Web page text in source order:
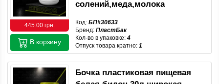
445.00 грн.
солений,меда,молока
Код: БП#30633
Бренд: ПластБак
Кол-во в упаковке: 4
Отпуск товара кратно: 1
В корзину
Бочка пластиковая пищевая